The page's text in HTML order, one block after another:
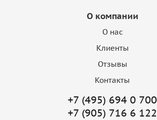
О компании
О нас
Клиенты
Отзывы
Контакты
+7 (495) 694 0 700
+7 (905) 716 6 122